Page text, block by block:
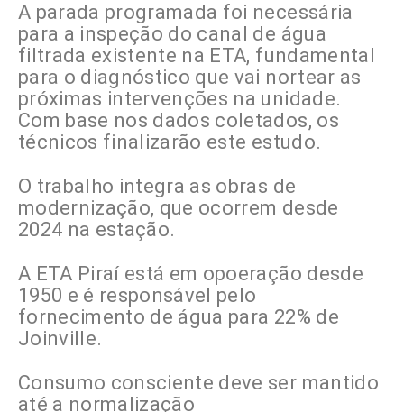
A parada programada foi necessária
para a inspeção do canal de água
filtrada existente na ETA, fundamental
para o diagnóstico que vai nortear as
próximas intervenções na unidade.
Com base nos dados coletados, os
técnicos finalizarão este estudo.
O trabalho integra as obras de
modernização, que ocorrem desde
2024 na estação.
A ETA Piraí está em opoeração desde
1950 e é responsável pelo
fornecimento de água para 22% de
Joinville.
Consumo consciente deve ser mantido
até a normalização